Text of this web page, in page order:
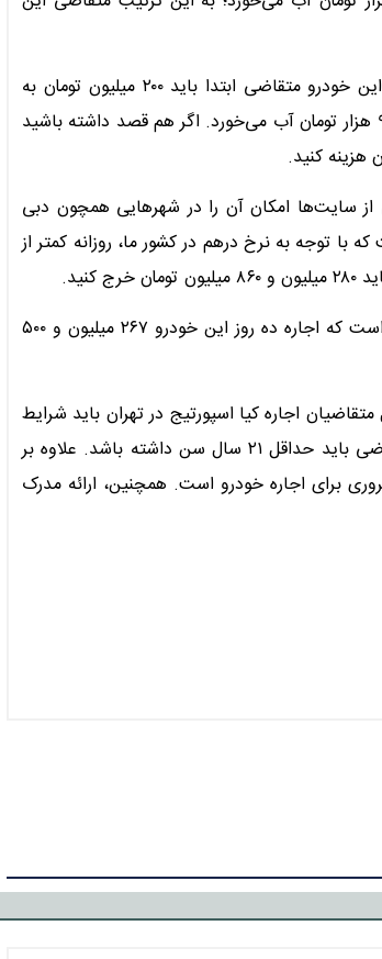
BMW ۷۳۰ دیگر خودرو گران‌قیمت در آگهی‌های منتشر شده است که برای اجاره این خودرو متقاضی ابتدا باید ۲۰۰ میلیون تومان به
عنوان ضمانت پرداخت کند؛ اجاره سه تا شش روز این خودرو روزانه ۱۵ میلیون و ۹۵۰ هزار تومان آب می‌خورد. اگر هم قصد داشته باشید
از سایت‌ها امکان آن را در شهرهایی همچون دبی
اجاره لامبورگینی در دبی روزانه سه هزار و ۵۰۰ درهم است که با توجه به نرخ درهم در کشور ما، روزانه کمتر از
امکان اجاره مازراتی لوانته در دبی نیز با نرخ بسیار پایین‌تر یعنی هزار درهم فراهم است که اجاره ده روز این خودرو ۲۶۷ میلیون و ۵۰۰
اجاره کیا اسپورتیج در تهران باید شرایط
خاصی را رعایت کرده و مدارک معینی را ارائه دهند. اولین شرط این است که متقاضی باید حداقل ۲۱ سال سن داشته باشد. علاوه بر
از دیگر پیش‌نیازهای ضروری برای اجاره خودرو است. همچنین، ارائه مدرک